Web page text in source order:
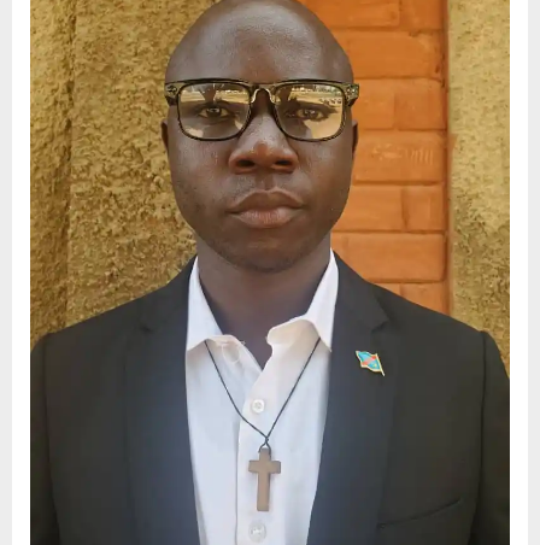
Mine
interpellée
inégalités
et
autochtones